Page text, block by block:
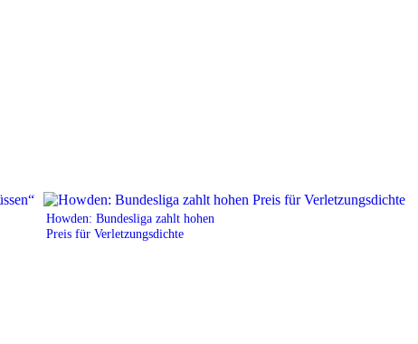
Howden: Bundesliga zahlt hohen
Preis für Verletzungsdichte